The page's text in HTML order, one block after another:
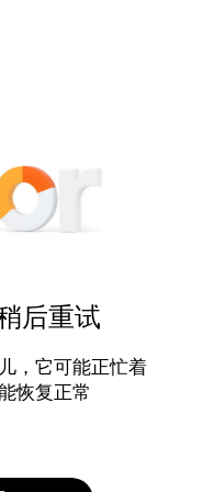
后重试
，它可能正忙着
恢复正常